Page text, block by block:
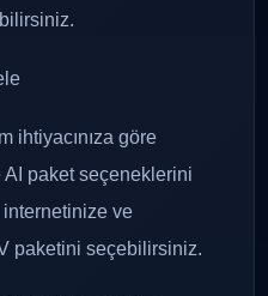
ihtiyacınıza göre
paket seçeneklerini
internetinize ve
paketini seçebilirsiniz.